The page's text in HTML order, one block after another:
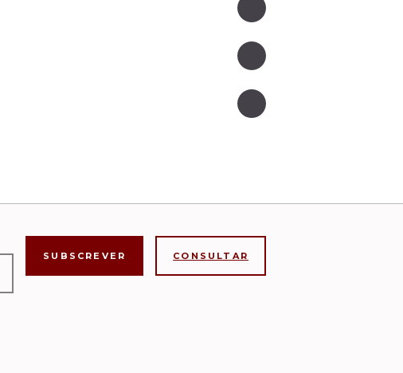
CONSULTAR